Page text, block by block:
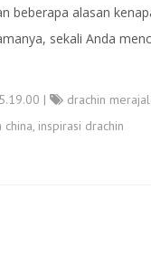
beberapa alasan
sekali Anda
| drachin
china, inspirasi drachin